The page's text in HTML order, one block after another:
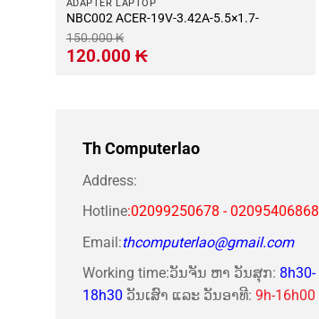
ADAPTER LAPTOP
NBC002 ACER-19V-3.42A-5.5×1.7-
150.000₭
Giá
gốc
120.000 ₭Giá
hiện
Th Computerlao
Address:
Hotline:02099250678 - 02095406868
Email:thcomputerlao@gmail.com
Working time:ວັນຈັນ ຫາ ວັນສຸກ: 8h30-
18h30 ວັນເສົາ ແລະ ວັນອາທີ: 9h-16h00